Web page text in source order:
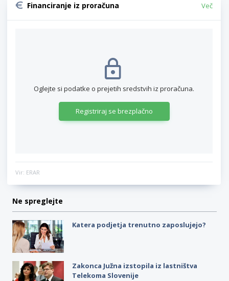
Financiranje iz proračuna Več
Oglejte si podatke o prejetih sredstvih iz proračuna.
Registriraj se brezplačno
Vir: ERAR
Ne spreglejte
Katera podjetja trenutno zaposlujejo?
Zakonca Južna izstopila iz lastništva
Telekoma Slovenije